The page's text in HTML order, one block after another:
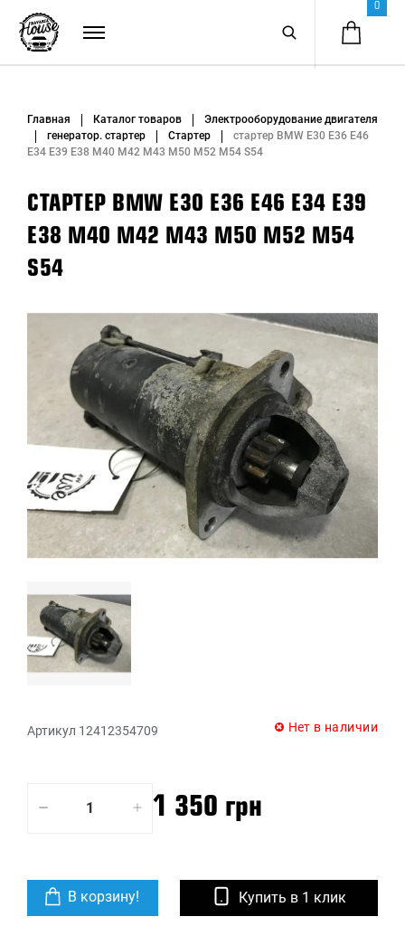
0
Главная Каталог товаров
Электрооборудование двигателя
генератор. стартер
Стартер
стартер BMW E30 E36 E46
E34 E39 E38 M40 M42 M43 M50 M52 M54 S54
СТАРТЕР BMW E30 E36 E46 E34 E39
E38 M40 M42 M43 M50 M52 M54
S54
Артикул 12412354709 Нет в наличии
1 350 грн
В корзину! Купить в 1 клик